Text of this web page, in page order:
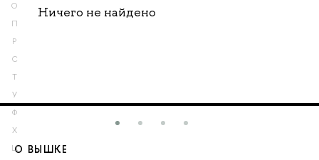
О
П
Р
С
Т
У
Ф
Х
Ц
Ничего не найдено
О ВЫШКЕ